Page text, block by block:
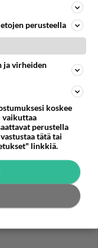
Vastattu 10v
ottaa omaa
perusteella
ja virheiden
koskee
vaikuttaa
perustella
tätä tai
linkkiä.